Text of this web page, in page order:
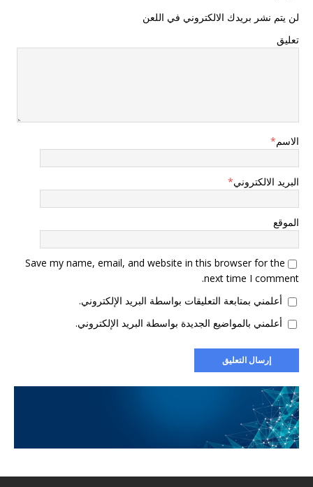
لن يتم نشر بريدك الالكتروني في اللعن
تعليق
الاسم*
البريد الالكتروني*
الموقع
Save my name, email, and website in this browser for the
next time I comment.
أعلمني بمتابعة التعليقات بواسطة البريد الإلكتروني.
أعلمني بالمواضيع الجديدة بواسطة البريد الإلكتروني.